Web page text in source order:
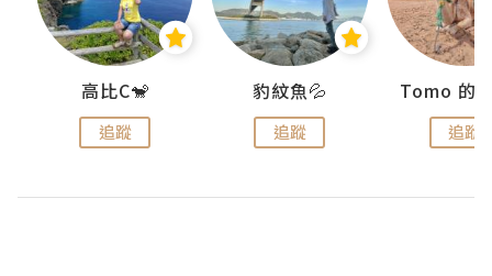
高比C🐒
追蹤
豹紋魚💦
追蹤 追蹤